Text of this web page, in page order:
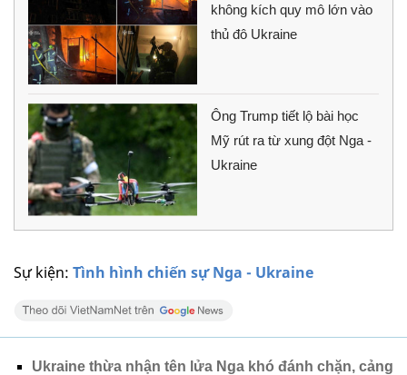
Sự kiện: Tình hình chiến sự Nga - Ukraine
không kích quy mô lớn vào
thủ đô Ukraine
Ông Trump tiết lộ bài học
Mỹ rút ra từ xung đột Nga -
Ukraine
Ukraine thừa nhận tên lửa Nga khó đánh chặn, cảng